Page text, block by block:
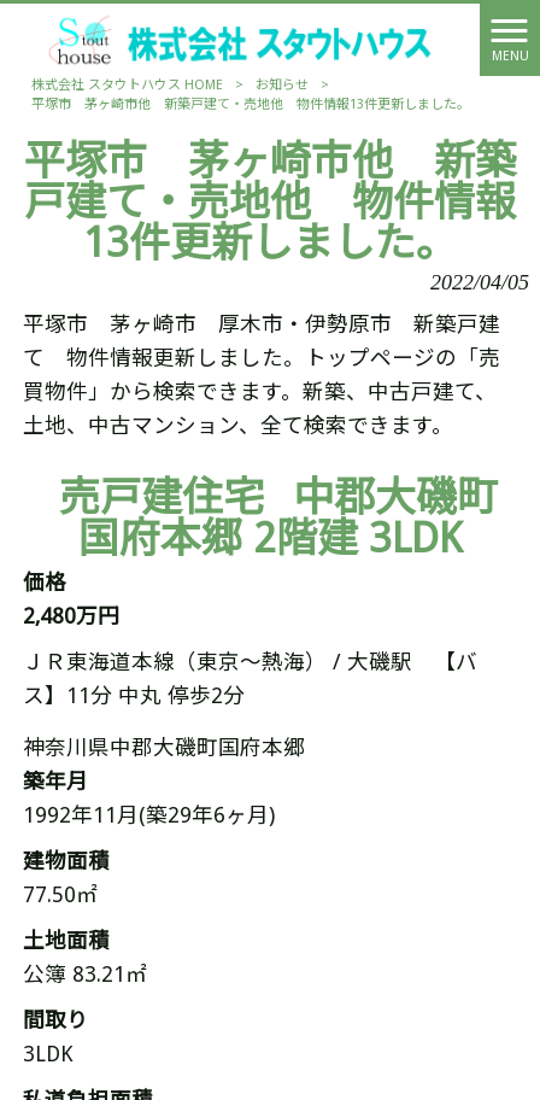
MENU
株式会社 スタウトハウス HOME
> お知らせ
>
平塚市 茅ヶ崎市他 新築戸建て・売地他 物件情報13件更新しました。
平塚市 茅ヶ崎市他 新築
戸建て・売地他 物件情報
13件更新しました。
2022/04/05
平塚市 茅ヶ崎市 厚木市・伊勢原市 新築戸建
て 物件情報更新しました。トップページの「売
買物件」から検索できます。新築、中古戸建て、
土地、中古マンション、全て検索できます。
売戸建住宅
中郡大磯町
国府本郷 2階建 3LDK
価格
2,480万円
ＪＲ東海道本線（東京～熱海） / 大磯駅 【バ
ス】11分 中丸 停歩2分
神奈川県中郡大磯町国府本郷
築年月
1992年11月(築29年6ヶ月)
建物面積
77.50㎡
土地面積
公簿 83.21㎡
間取り
3LDK